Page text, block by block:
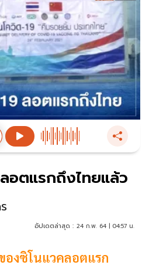
อตแรกถึงไทยแล้ว
อัปเดตล่าสุด : 24 ก.พ. 64 | 04:57 น.
องซิโนแวคลอตแรก